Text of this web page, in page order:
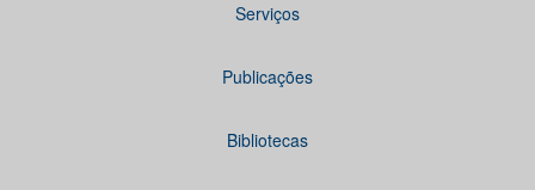
Serviços
Publicações
Bibliotecas